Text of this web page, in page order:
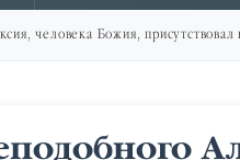
человека Божия,